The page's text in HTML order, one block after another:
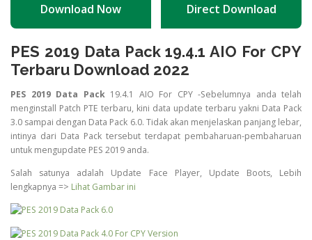
Download Now Direct Download
PES 2019 Data Pack 19.4.1 AIO For CPY
Terbaru Download 2022
PES 2019 Data Pack19.4.1 AIO For CPY -Sebelumnya anda telah
menginstall Patch PTE terbaru, kini data update terbaru yakni Data Pack
3.0 sampai dengan Data Pack 6.0. Tidak akan menjelaskan panjang lebar,
intinya dari Data Pack tersebut terdapat pembaharuan-pembaharuan
untuk mengupdate PES 2019 anda.
Salah satunya adalah Update Face Player, Update Boots, Lebih
lengkapnya => Lihat Gambar ini